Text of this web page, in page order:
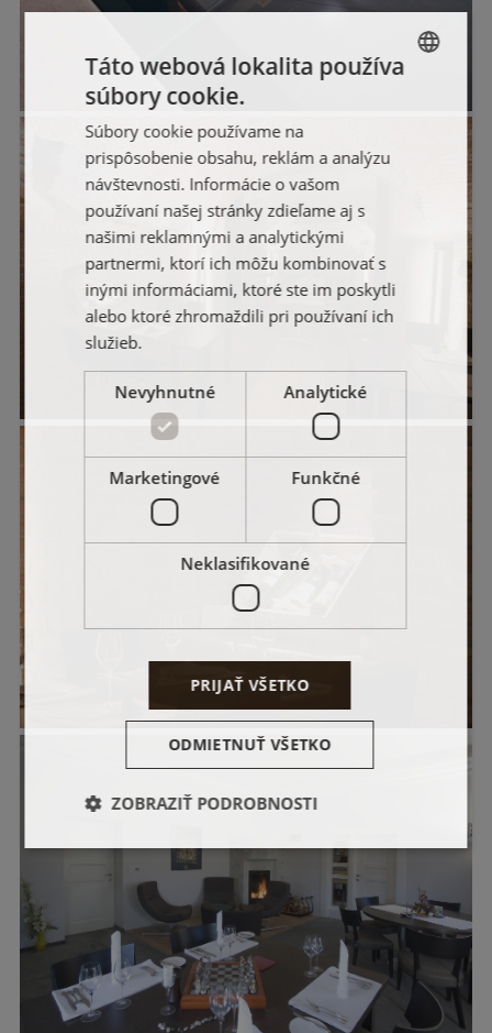
Táto webová lokalita používa
súbory cookie.
Súbory cookie používame na
prispôsobenie obsahu, reklám a analýzu
návštevnosti. Informácie o vašom
používaní našej stránky zdieľame aj s
našimi reklamnými a analytickými
partnermi, ktorí ich môžu kombinovať s
inými informáciami, ktoré ste im poskytli
alebo ktoré zhromaždili pri používaní ich
služieb.
Nevyhnutné Analytické
Marketingové Funkčné
Neklasifikované
PRIJAŤ VŠETKO
ODMIETNUŤ VŠETKO
ZOBRAZIŤ PODROBNOSTI